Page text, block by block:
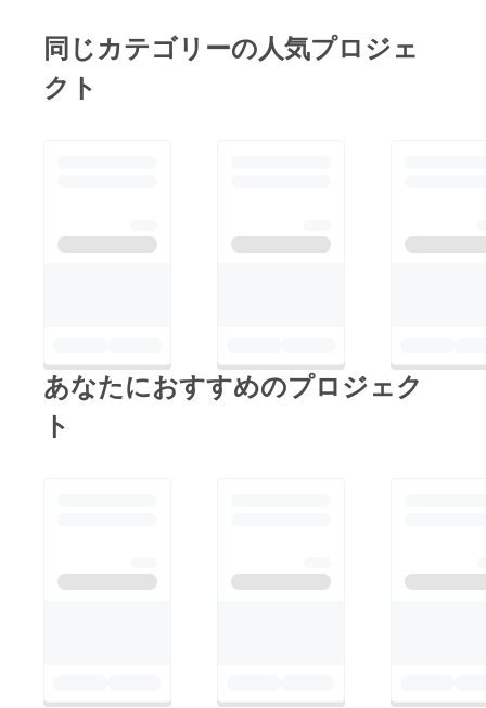
同じカテゴリーの人気プロジェ
クト
あなたにおすすめのプロジェク
ト